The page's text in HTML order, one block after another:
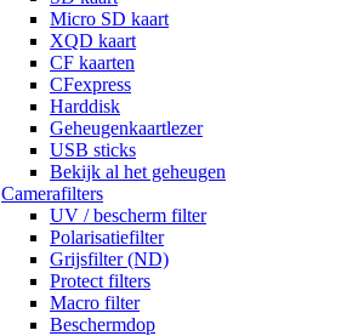
Micro SD kaart
XQD kaart
CF kaarten
CFexpress
Harddisk
Geheugenkaartlezer
USB sticks
Bekijk al het geheugen
Camerafilters
UV / bescherm filter
Polarisatiefilter
Grijsfilter (ND)
Protect filters
Macro filter
Beschermdop